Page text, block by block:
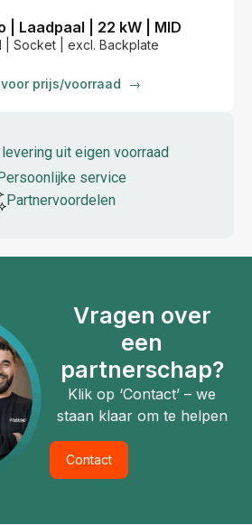
| Laadpaal | 22 kW | MID
| Socket | excl. Backplate
prijs/voorraad →
uit eigen voorraad
service
Partner­voordelen
Vragen over
een
partnerschap?
Klik op ‘Contact’ – we
staan klaar om te helpen
Contact